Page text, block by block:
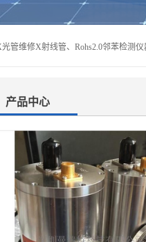
产品中心